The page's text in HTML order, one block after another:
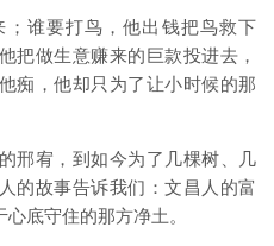
谁要打鸟，他出钱把鸟救下
把做生意赚来的巨款投进去，
痴，他却只为了让小时候的那
邢宥，到如今为了几棵树、几
的故事告诉我们：文昌人的富
底守住的那方净土。